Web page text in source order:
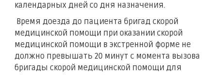
календарных дней со дня назначения.
Время доезда до пациента бригад скорой
медицинской помощи при оказании скорой
медицинской помощи в экстренной форме не
должно превышать 20 минут с момента вызова
бригады скорой медицинской помощи для